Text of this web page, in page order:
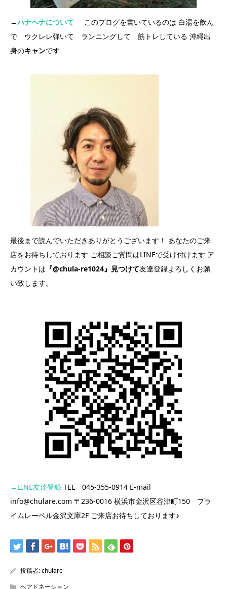
→ハナヘナについて このブログを書いているのは 白湯を飲ん
で ウクレレ弾いて ランニングして 筋トレしている 沖縄出
身のキャンです
最後まで読んでいただきありがとうございます！ あなたのご来
店をお待ちしております ご相談ご質問はLINEで受け付けます ア
カウントは 『@chula-re1024』 見つけて友達登録よろしくお願
い致します。
→LINE友達登録 TEL 045-355-0914 E-mail
info@chulare.com 〒236-0016 横浜市金沢区谷津町150 プラ
イムレーベル金沢文庫2F ご来店お待ちしております♪
投稿者:chulare
ヘアドネーション